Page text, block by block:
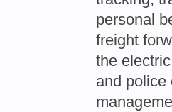
personal
freight
the
and police